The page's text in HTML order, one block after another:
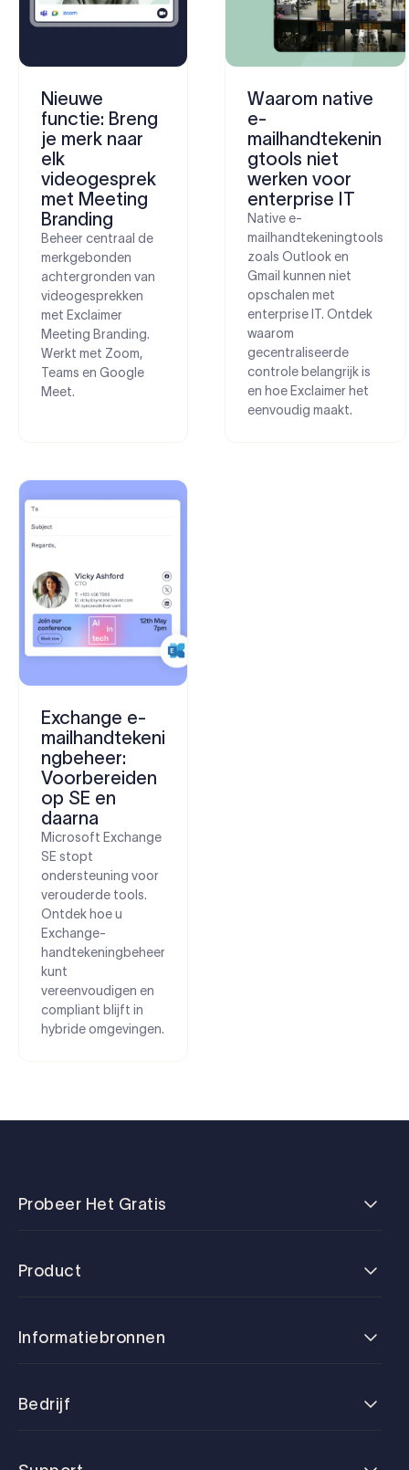
Nieuwe
functie: Breng
je merk naar
elk
videogesprek
met Meeting
Branding
Beheer centraal de
merkgebonden
achtergronden van
videogesprekken
met Exclaimer
Meeting Branding.
Werkt met Zoom,
Teams en Google
Meet.
Waarom native
e-
mailhandtekenin
gtools niet
werken voor
enterprise IT
Native e-
mailhandtekeningtools
zoals Outlook en
Gmail kunnen niet
opschalen met
enterprise IT. Ontdek
waarom
gecentraliseerde
controle belangrijk is
en hoe Exclaimer het
eenvoudig maakt.
Exchange e-
mailhandtekeni
ngbeheer:
Voorbereiden
op SE en
daarna
Microsoft Exchange
SE stopt
ondersteuning voor
verouderde tools.
Ontdek hoe u
Exchange-
handtekeningbeheer
kunt
vereenvoudigen en
compliant blijft in
hybride omgevingen.
Probeer Het Gratis
Product
Informatiebronnen
Bedrijf